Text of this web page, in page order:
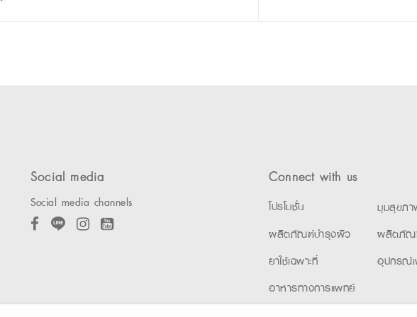
Social media
Social media channels
Connect with us
โปรโมชั่น
มุมสุขภ
ผลิตภัณฑ์บำรุงผิว
ผลิตภัณ
ยาใช้เฉพาะที่
อุปกรณ์
อาหารทางการแพทย์